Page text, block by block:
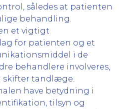
således at patienten
behandling.
et vigtigt
for patienten og et
i de
behandlere involveres,
skifter tandlæge.
have betydning i
tilsyn og